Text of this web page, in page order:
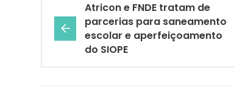
Atricon e FNDE tratam de
parcerias para saneamento
escolar e aperfeiçoamento
do SIOPE